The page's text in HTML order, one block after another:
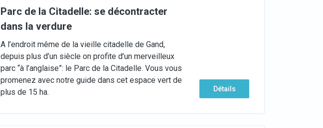
Parc de la Citadelle: se décontracter
dans la verdure
A l’endroit même de la vieille citadelle de Gand,
depuis plus d’un siècle on profite d’un merveilleux
parc “à l’anglaise”: le Parc de la Citadelle. Vous vous
promenez avec notre guide dans cet espace vert de
plus de 15 ha.
Détails